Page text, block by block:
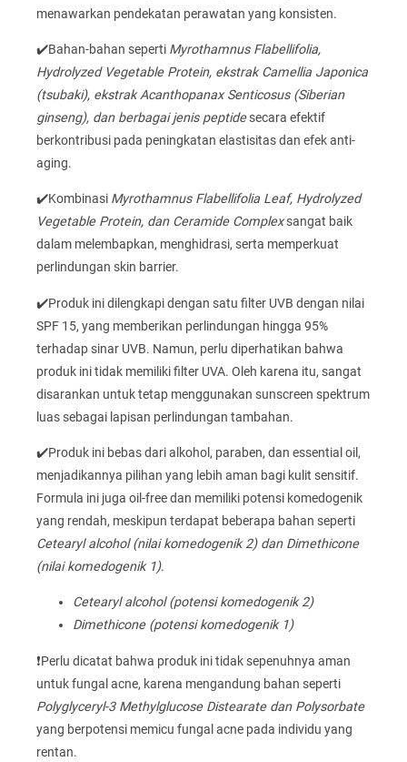
menawarkan pendekatan perawatan yang konsisten.
✔️Bahan-bahan seperti Myrothamnus Flabellifolia,
Hydrolyzed Vegetable Protein, ekstrak Camellia Japonica
(tsubaki), ekstrak Acanthopanax Senticosus (Siberian
ginseng), dan berbagai jenis peptidesecara efektif
berkontribusi pada peningkatan elastisitas dan efek anti-
aging.
✔️Kombinasi Myrothamnus Flabellifolia Leaf, Hydrolyzed
Vegetable Protein, dan Ceramide Complexsangat baik
dalam melembapkan, menghidrasi, serta memperkuat
perlindungan skin barrier.
✔️Produk ini dilengkapi dengan satu filter UVB dengan nilai
SPF 15, yang memberikan perlindungan hingga 95%
terhadap sinar UVB. Namun, perlu diperhatikan bahwa
produk ini tidak memiliki filter UVA. Oleh karena itu, sangat
disarankan untuk tetap menggunakan sunscreen spektrum
luas sebagai lapisan perlindungan tambahan.
✔️Produk ini bebas dari alkohol, paraben, dan essential oil,
menjadikannya pilihan yang lebih aman bagi kulit sensitif.
Formula ini juga oil-free dan memiliki potensi komedogenik
yang rendah, meskipun terdapat beberapa bahan seperti
Cetearyl alcohol (nilai komedogenik 2) dan Dimethicone
(nilai komedogenik 1).
Cetearyl alcohol (potensi komedogenik 2)
Dimethicone (potensi komedogenik 1)
❗Perlu dicatat bahwa produk ini tidak sepenuhnya aman
untuk fungal acne, karena mengandung bahan seperti
Polyglyceryl-3 Methylglucose Distearate dan Polysorbate
yang berpotensi memicu fungal acne pada individu yang
rentan.